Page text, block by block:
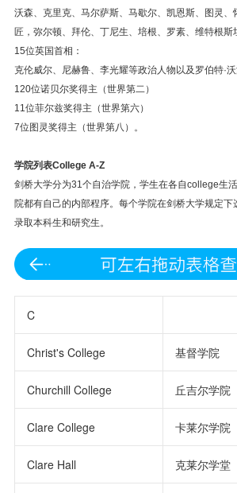
沃森、克里克、马尔萨斯、马歇尔、凯恩斯、图灵、
匠，弥尔顿、拜伦、丁尼生、培根、罗素、维特根斯
15位英国首相：
克伦威尔、尼赫鲁、李光耀等政治人物以及罗伯特·沃
120位诺贝尔奖得主（世界第二）
11位菲尔兹奖得主（世界第六）
7位图灵奖得主（世界第八）。
学院列表College A-Z
剑桥大学分为31个自治学院，学生在各自college生
院都有自己的内部程序。每个学院在剑桥大学规定
录取本科生和研究生。
C
Christ's College 基督学院
Churchill College 丘吉尔学院
Clare College 卡莱尔学院
Clare Hall 克莱尔学堂